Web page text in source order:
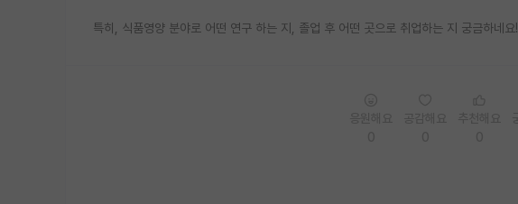
특히, 식품영양 분야로 어떤 연구 하는 지, 졸업 후 어떤 곳으로 취업하는 지 궁금하네요!